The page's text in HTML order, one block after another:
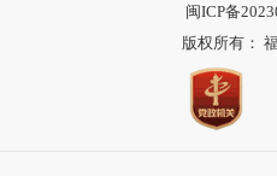
闽ICP备
版权所有：